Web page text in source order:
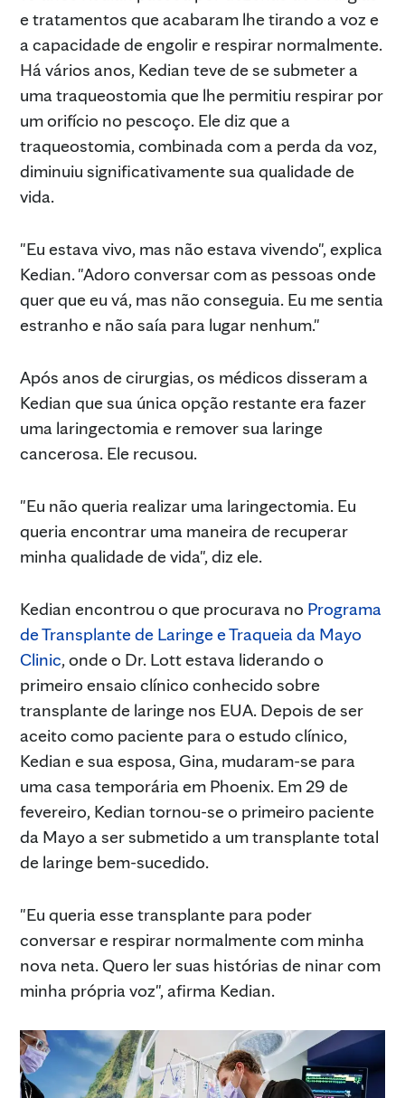
e tratamentos que acabaram lhe tirando a voz e
a capacidade de engolir e respirar normalmente.
Há vários anos, Kedian teve de se submeter a
uma traqueostomia que lhe permitiu respirar por
um orifício no pescoço. Ele diz que a
traqueostomia, combinada com a perda da voz,
diminuiu significativamente sua qualidade de
vida.
"Eu estava vivo, mas não estava vivendo", explica
Kedian. "Adoro conversar com as pessoas onde
quer que eu vá, mas não conseguia. Eu me sentia
estranho e não saía para lugar nenhum."
Após anos de cirurgias, os médicos disseram a
Kedian que sua única opção restante era fazer
uma laringectomia e remover sua laringe
cancerosa. Ele recusou.
"Eu não queria realizar uma laringectomia. Eu
queria encontrar uma maneira de recuperar
minha qualidade de vida", diz ele.
Kedian encontrou o que procurava no Programa
de Transplante de Laringe e Traqueia da Mayo
Clinic, onde o Dr. Lott estava liderando o
primeiro ensaio clínico conhecido sobre
transplante de laringe nos EUA. Depois de ser
aceito como paciente para o estudo clínico,
Kedian e sua esposa, Gina, mudaram-se para
uma casa temporária em Phoenix. Em 29 de
fevereiro, Kedian tornou-se o primeiro paciente
da Mayo a ser submetido a um transplante total
de laringe bem-sucedido.
"Eu queria esse transplante para poder
conversar e respirar normalmente com minha
nova neta. Quero ler suas histórias de ninar com
minha própria voz", afirma Kedian.